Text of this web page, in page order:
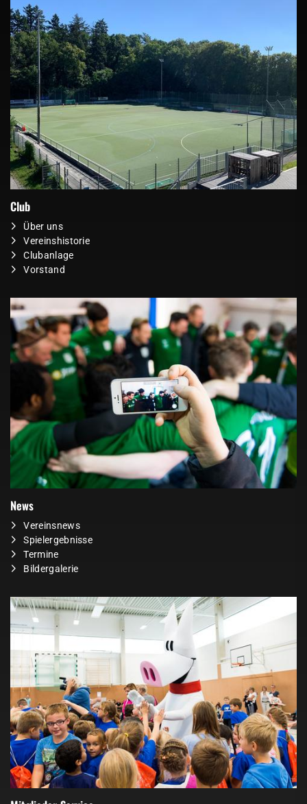
Club
Über uns
Vereinshistorie
Clubanlage
Vorstand
News
Vereinsnews
Spielergebnisse
Termine
Bildergalerie